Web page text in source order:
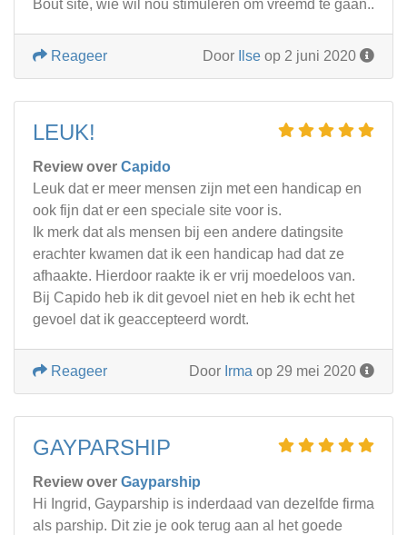
Bout site, wie wil nou stimuleren om vreemd te gaan..
Door Ilse op 2 juni 2020
Reageer
LEUK!
Review over Capido
Leuk dat er meer mensen zijn met een handicap en
ook fijn dat er een speciale site voor is.
Ik merk dat als mensen bij een andere datingsite
erachter kwamen dat ik een handicap had dat ze
afhaakte. Hierdoor raakte ik er vrij moedeloos van.
Bij Capido heb ik dit gevoel niet en heb ik echt het
gevoel dat ik geaccepteerd wordt.
Door Irma op 29 mei 2020
Reageer
GAYPARSHIP
Review over Gayparship
Hi Ingrid, Gayparship is inderdaad van dezelfde firma
als parship. Dit zie je ook terug aan al het goede